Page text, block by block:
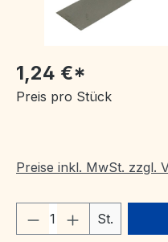
1,24 €*
Preis pro Stück
Preise inkl. MwSt. zzgl.
Produkt Anzahl:
St.